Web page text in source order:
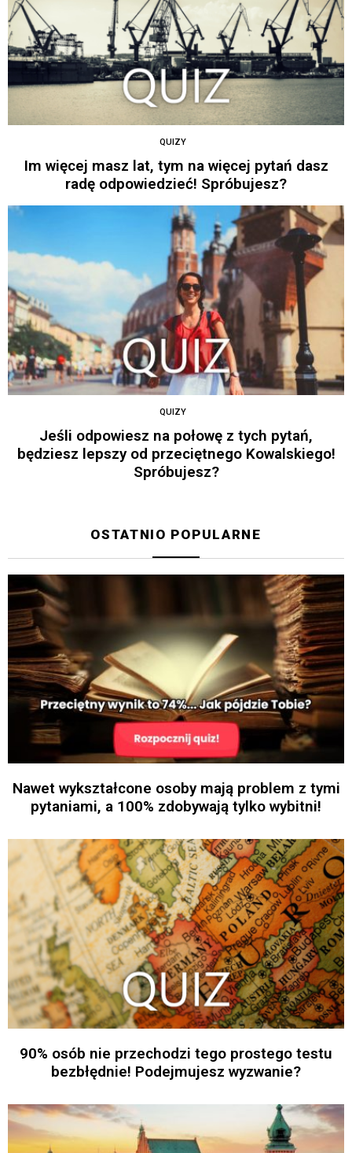
QUIZY
Im więcej masz lat, tym na więcej pytań dasz
radę odpowiedzieć! Spróbujesz?
QUIZY
Jeśli odpowiesz na połowę z tych pytań,
będziesz lepszy od przeciętnego Kowalskiego!
Spróbujesz?
OSTATNIO POPULARNE
Nawet wykształcone osoby mają problem z tymi
pytaniami, a 100% zdobywają tylko wybitni!
90% osób nie przechodzi tego prostego testu
bezbłędnie! Podejmujesz wyzwanie?